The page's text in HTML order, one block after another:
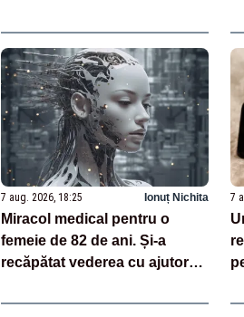
7 aug. 2026, 18:25 Ionuț Nichita
Miracol medical pentru o
femeie de 82 de ani. Și-a
recăpătat vederea cu ajutorul
7